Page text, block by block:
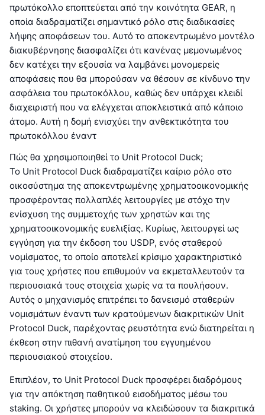
πρωτόκολλο εποπτεύεται από την κοινότητα GEAR, η
οποία διαδραματίζει σημαντικό ρόλο στις διαδικασίες
λήψης αποφάσεων του. Αυτό το αποκεντρωμένο μοντέλο
διακυβέρνησης διασφαλίζει ότι κανένας μεμονωμένος
δεν κατέχει την εξουσία να λαμβάνει μονομερείς
αποφάσεις που θα μπορούσαν να θέσουν σε κίνδυνο την
ασφάλεια του πρωτοκόλλου, καθώς δεν υπάρχει κλειδί
διαχειριστή που να ελέγχεται αποκλειστικά από κάποιο
άτομο. Αυτή η δομή ενισχύει την ανθεκτικότητα του
πρωτοκόλλου έναντ
Πώς θα χρησιμοποιηθεί το Unit Protocol Duck;
Το Unit Protocol Duck διαδραματίζει καίριο ρόλο στο
οικοσύστημα της αποκεντρωμένης χρηματοοικονομικής
προσφέροντας πολλαπλές λειτουργίες με στόχο την
ενίσχυση της συμμετοχής των χρηστών και της
χρηματοοικονομικής ευελιξίας. Κυρίως, λειτουργεί ως
εγγύηση για την έκδοση του USDP, ενός σταθερού
νομίσματος, το οποίο αποτελεί κρίσιμο χαρακτηριστικό
για τους χρήστες που επιθυμούν να εκμεταλλευτούν τα
περιουσιακά τους στοιχεία χωρίς να τα πουλήσουν.
Αυτός ο μηχανισμός επιτρέπει το δανεισμό σταθερών
νομισμάτων έναντι των κρατούμενων διακριτικών Unit
Protocol Duck, παρέχοντας ρευστότητα ενώ διατηρείται η
έκθεση στην πιθανή ανατίμηση του εγγυημένου
περιουσιακού στοιχείου.
Επιπλέον, το Unit Protocol Duck προσφέρει διαδρόμους
για την απόκτηση παθητικού εισοδήματος μέσω του
staking. Οι χρήστες μπορούν να κλειδώσουν τα διακριτικά